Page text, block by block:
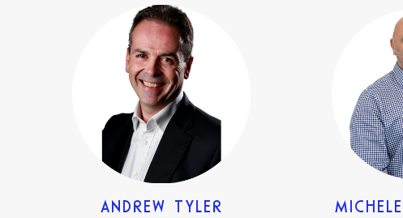
ANDREW TYLER